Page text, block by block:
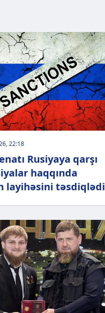
22:18
Rusiyaya qarşı
haqqında
layihəsini təsdiqlədi